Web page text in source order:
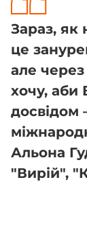
​​Зараз, як
це
але
хочу, аби
досвідом
Альона
"Вирій",